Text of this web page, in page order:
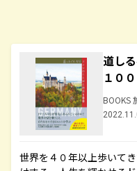
道し
１００
BOOKS
世界を４０年以上歩いて